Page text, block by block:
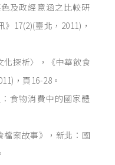
及政經意涵之比較研
17(2)(臺北，2011)，
化探析〉，《中華飲食
，頁16-28。
食物消費中的國家體
案故事》，新北：國